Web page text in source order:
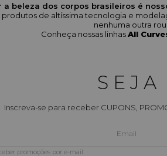
beleza dos corpos brasileiros é
produtos de altíssima tecnologia e
nenhuma outra
Conheça nossas linhasAll
SEJA
Inscreva-se para receber CUPONS,
promoções por e-mail